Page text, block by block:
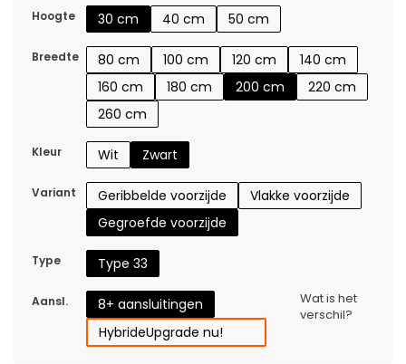
Hoogte
30 cm 40 cm 50 cm
Breedte 80 cm 100 cm 120 cm
140 cm
160 cm
180 cm 200 cm
220 cm
260 cm
Kleur Wit Zwart
Variant Geribbelde voorzijde
Vlakke voorzijde
Gegroefde voorzijde
Type Type 33
Aansl.
8+ aansluitingen
HybrideUpgrade nu!
Wat is het
verschil?